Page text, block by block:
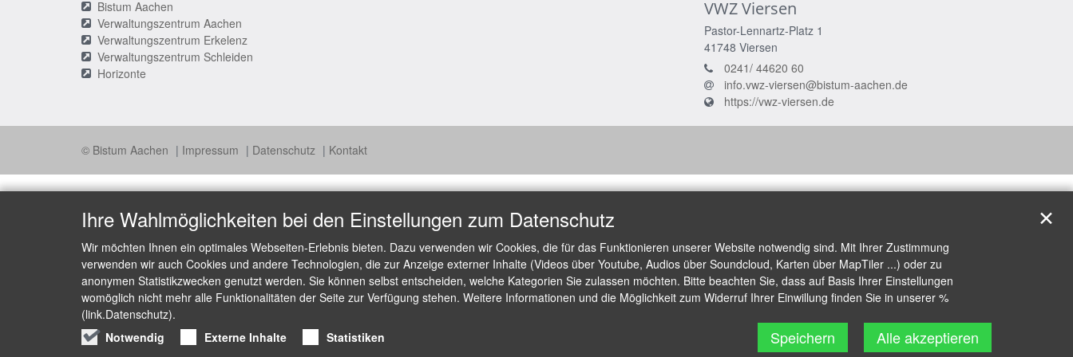
Bistum Aachen
Verwaltungszentrum Aachen
Verwaltungszentrum Erkelenz
Verwaltungszentrum Schleiden
Horizonte
VWZ Viersen
Pastor-Lennartz-Platz 1
41748 Viersen
0241/ 44620 60
info.vwz-viersen@bistum-aachen.de
https://vwz-viersen.de
© Bistum Aachen Impressum Datenschutz Kontakt
Ihre Wahlmöglichkeiten bei den Einstellungen zum Datenschutz
Wir möchten Ihnen ein optimales Webseiten-Erlebnis bieten. Dazu verwenden wir Cookies, die für das Funktionieren unserer Website notwendig sind. Mit Ihrer Zustimmung
verwenden wir auch Cookies und andere Technologien, die zur Anzeige externer Inhalte (Videos über Youtube, Audios über Soundcloud, Karten über MapTiler ...) oder zu
anonymen Statistikzwecken genutzt werden. Sie können selbst entscheiden, welche Kategorien Sie zulassen möchten. Bitte beachten Sie, dass auf Basis Ihrer Einstellungen
womöglich nicht mehr alle Funktionalitäten der Seite zur Verfügung stehen. Weitere Informationen und die Möglichkeit zum Widerruf Ihrer Einwillung finden Sie in unserer %
(link.Datenschutz).
Notwendig
Externe Inhalte Statistiken Speichern Alle akzeptieren
✕